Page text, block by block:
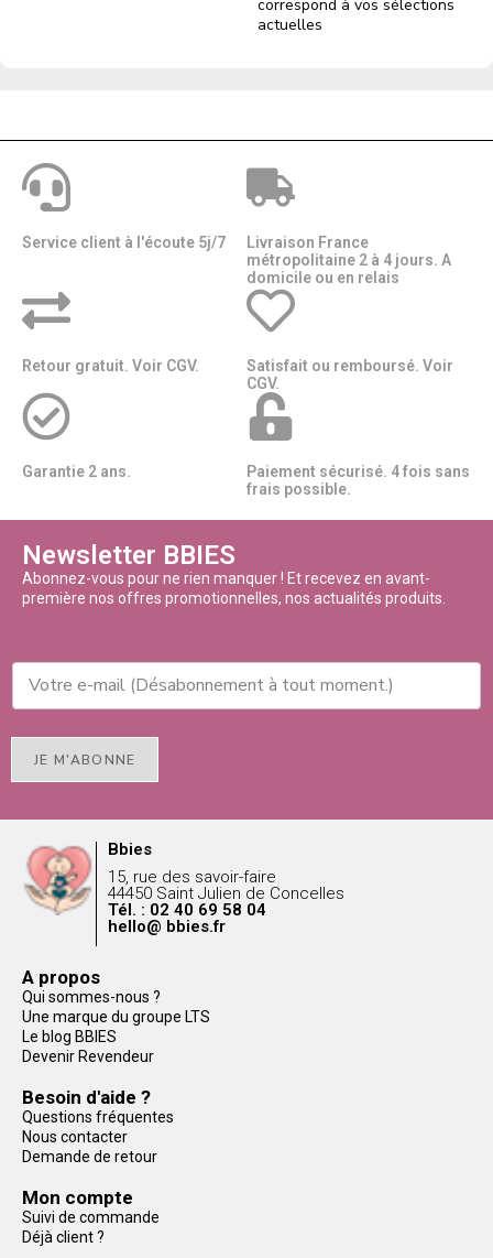
correspond à vos sélections
actuelles
Service client à l'écoute 5j/7
Livraison France
métropolitaine 2 à 4 jours. A
domicile ou en relais​​
Retour gratuit. Voir CGV.
Satisfait ou remboursé. Voir
CGV.
Garantie 2 ans.
Paiement sécurisé. 4 fois sans
frais possible.
Newsletter BBIES
Abonnez-vous pour ne rien manquer ! Et recevez en avant-
première nos offres promotionnelles, nos actualités produits.
JE M'ABONNE
Bbies
15, rue des savoir-faire
44450 Saint Julien de Concelles
Tél. : 02 40 69 58 04
hello@ bbies.fr
A propos
Qui sommes-nous ?
Une marque du groupe LTS
Le blog BBIES
Devenir Revendeur
Besoin d'aide ?
Questions fréquentes
Nous contacter
Demande de retour
Mon compte
Suivi de commande
Déjà client ?